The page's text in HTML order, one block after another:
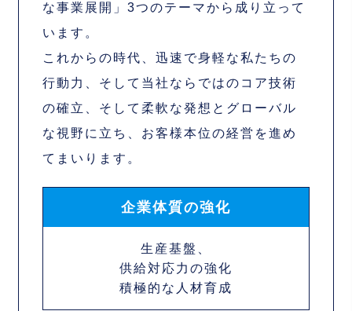
な事業展開」3つのテーマから成り立って
います。
これからの時代、迅速で身軽な私たちの
行動力、 そして当社ならではのコア技術
の確立、 そして柔軟な発想とグローバル
な視野に立ち、 お客様本位の経営を進め
てまいります。
企業体質の強化
生産基盤、
供給対応力の強化
積極的な人材育成